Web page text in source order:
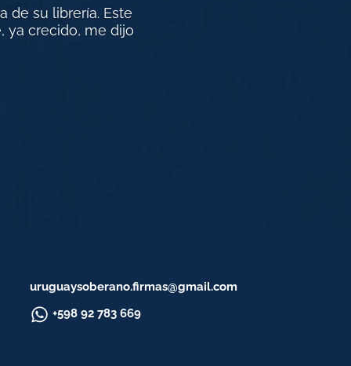
de su librería. Este
ya crecido, me dijo
uruguaysoberano.firmas@gmail.com
+598 92 783 669